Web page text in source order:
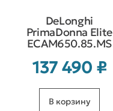
DeLonghi
PrimaDonna Elite
ECAM650.85.MS
137 490 ₽
В корзину